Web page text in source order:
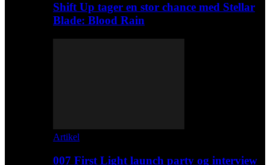
Shift Up tager en stor chance med Stellar
Blade: Blood Rain
Artikel
007 First Light launch party og interview